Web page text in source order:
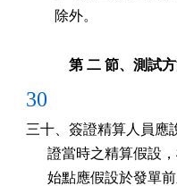
        除外。
第 二 節、測試
30
三十、簽證精算人員應
證當時之精算假
始點應假設於發單